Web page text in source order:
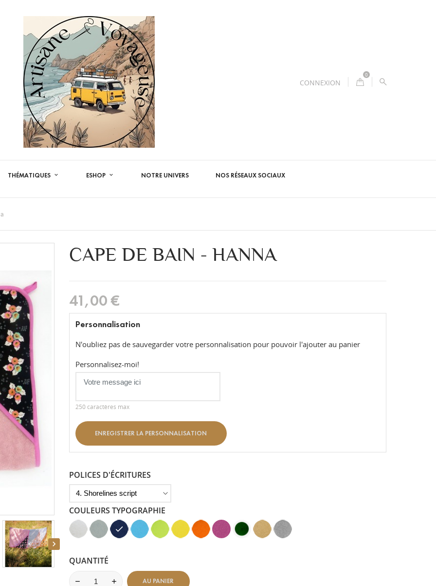
CONNEXION
0
THÉMATIQUES ESHOP NOTRE UNIVERS NOS RÉSEAUX SOCIAUX

CAPE DE BAIN - HANNA
41,00 €
Personnalisation
N'oubliez pas de sauvegarder votre personnalisation pour pouvoir l'ajouter au panier
Personnalisez-moi!
250 caractères max
ENREGISTRER LA PERSONNALISATION
POLICES D'ÉCRITURES
COULEURS TYPOGRAPHIE
Blanc
-
Gris
Clair
Aspect
Velours
Bleu
Marine
Bleu
Clair
Vert
Anis
Jaune
-
Mandarine
-
Rose
Foncé
Vert
soutenu
Doré
Clair
Argent
-
QUANTITÉ
AU PANIER